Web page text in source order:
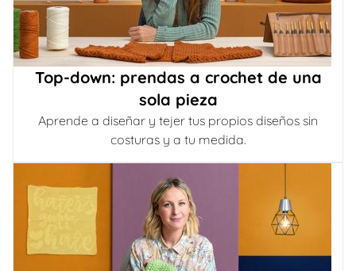
Top-down: prendas a crochet de una
sola pieza
Aprende a diseñar y tejer tus propios diseños sin
costuras y a tu medida.